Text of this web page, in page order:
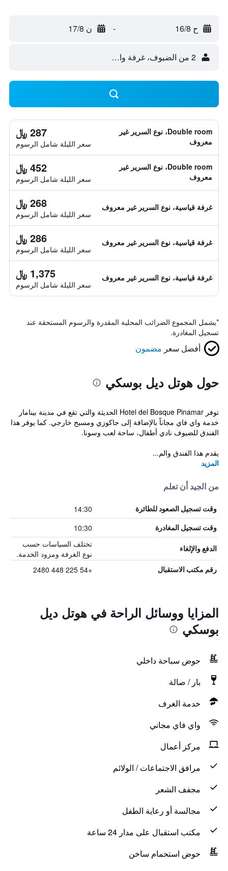
ح 16/8 - ن 17/8
2 من الضيوف، غرفة واحدة
Double room، نوع السرير غير
معروف
287 ﷼
سعر الليلة شامل الرسوم
Double room، نوع السرير غير
معروف
452 ﷼
سعر الليلة شامل الرسوم
غرفة قياسية، نوع السرير غير معروف 268 ﷼
سعر الليلة شامل الرسوم
غرفة قياسية، نوع السرير غير معروف 286 ﷼
سعر الليلة شامل الرسوم
غرفة قياسية، نوع السرير غير معروف 1,375 ﷼
سعر الليلة شامل الرسوم
*يشمل المجموع الضرائب المحلية المقدرة والرسوم المستحقة عند
تسجيل المغادرة.
أفضل سعر مضمون
حول هوتل ديل بوسكي
توفر Hotel del Bosque Pinamar الحديثة والتي تقع في مدينة بينامار
خدمة واي فاي مجاناً بالإضافة إلى جاكوزي ومسبح خارجي. كما يوفر هذا
الفندق للضيوف نادي أطفال، ساحة لعب وسونا.
يقدم هذا الفندق والم...
المزيد
من الجيد أن تعلم
وقت تسجيل الصعود للطائرة 14:30
وقت تسجيل المغادرة 10:30
الدفع والإلغاء
تختلف السياسات حسب
نوع الغرفة ومزود الخدمة.
رقم مكتب الاستقبال +54 225 448 2480
المزايا ووسائل الراحة في هوتل ديل
بوسكي
حوض سباحة داخلي
بار / صالة
خدمة الغرف
واي فاي مجاني
مركز أعمال
مرافق الاجتماعات / الولائم
مجفف الشعر
مجالسة أو رعاية الطفل
مكتب استقبال على مدار 24 ساعة
حوض استحمام ساخن